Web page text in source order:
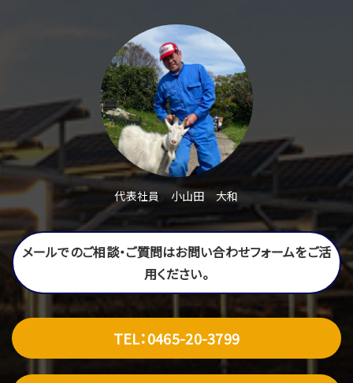
代表社員 小山田 大和
メールでのご相談・ご質問はお問い合わせフォームをご活
用ください。
TEL：0465-20-3799